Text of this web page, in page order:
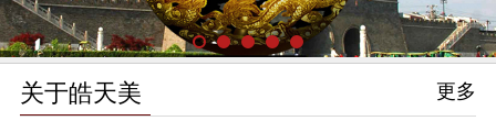
雕塑泥模
关于皓天美 更多